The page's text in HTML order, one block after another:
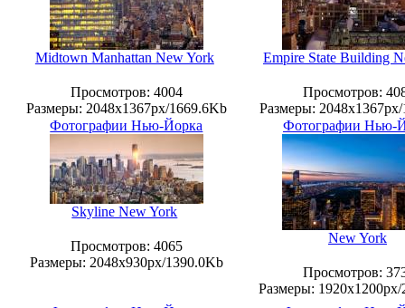
Midtown Manhattan New York
Просмотров: 4004
Размеры: 2048x1367px/1669.6Kb
Empire State Building
Просмотров:
Размеры:
Фотографии Нью-Йорка
Skyline New York
Просмотров: 4065
Размеры: 2048x930px/1390.0Kb
Фотографии Нью-
New York
Просмотров:
Размеры: